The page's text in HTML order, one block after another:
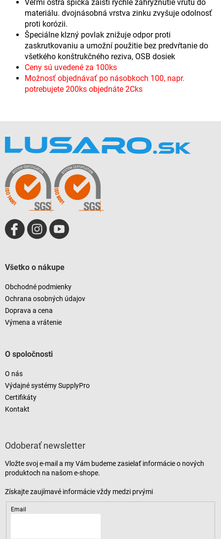
Veľmi ostrá špička zaistí rýchle zahryznutie vrutu do
materiálu. dvojnásobná vrstva zinku zvyšuje odolnosť
proti korózii.
Špeciálne klzný povlak znižuje odpor proti
zaskrutkovaniu a umožní použitie bez predvŕtanie do
všetkého konštrukčného reziva, OSB dosiek
Ceny sú uvedené za 100ks
Možnosť objednávať po násobkoch 100, napr.
potrebujete 200ks objednáte 2Cks
Všetko o nákupe
Obchodné podmienky
Ochrana osobných údajov
Doprava a cena
Výmena a vrátenie
O spoločnosti
O nás
Výdajné systémy SupplyPro
Certifikáty
Kontakt
Odoberať newsletter
Vložte svoj e-mail a my Vám budeme zasielať informácie o nových
produktoch na našom e-shope.
Email